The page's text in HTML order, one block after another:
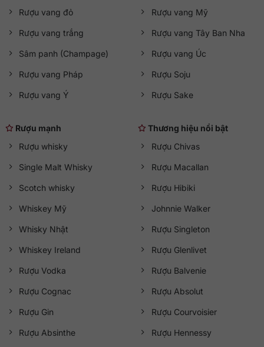
Rượu vang đỏ
Rượu vang trắng
Sâm panh (Champage)
Rượu vang Pháp
Rượu vang Ý
Rượu vang Mỹ
Rượu vang Tây Ban Nha
Rượu vang Úc
Rượu Soju
Rượu Sake
Rượu mạnh
Rượu whisky
Single Malt Whisky
Scotch whisky
Whiskey Mỹ
Whisky Nhật
Whiskey Ireland
Rượu Vodka
Rượu Cognac
Rượu Gin
Rượu Absinthe
Thương hiệu nổi bật
Rượu Chivas
Rượu Macallan
Rượu Hibiki
Johnnie Walker
Rượu Singleton
Rượu Glenlivet
Rượu Balvenie
Rượu Absolut
Rượu Courvoisier
Rượu Hennessy